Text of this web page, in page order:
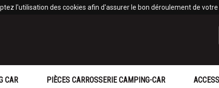
l'utilisation des cookies afin d'assurer le bon déroulement de
CAR PIÈCES CARROSSERIE CAMPING-CAR